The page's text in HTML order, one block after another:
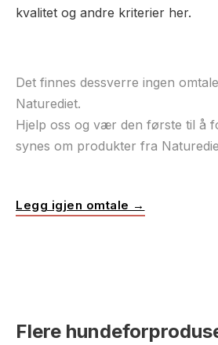
kvalitet og andre kriterier her.
Det finnes dessverre ingen
Naturediet.
Hjelp oss og vær den første til å
synes om produkter fra
Legg igjen omtale →
Flere